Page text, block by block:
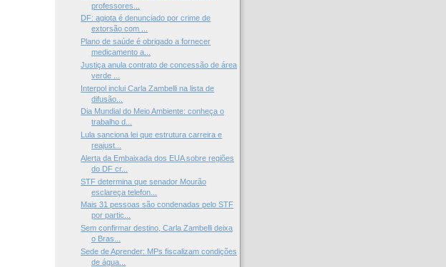
professores...
DF: agiota é denunciado por crime de
extorsão com ...
Plano de saúde é obrigado a fornecer
medicamento a...
Justiça anula contrato de concessão de área
verde ...
Interpol inclui Carla Zambelli na lista de
difusão...
Dia Mundial do Meio Ambiente: conheça o
trabalho d...
Lula sanciona lei que estrutura carreira e
reajust...
Alerta da Embaixada dos EUA sobre regiões
do DF cr...
STF determina que senador Mourão
esclareça telefon...
Mais 31 pessoas são condenadas pelo STF
por partic...
Sem confirmar destino, Carla Zambelli deixa
o Bras...
Sede de Aprender: MPs fiscalizam condições
de água...